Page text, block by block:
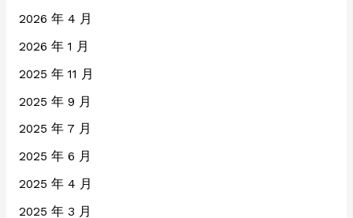
2026 年 4 月
2026 年 1 月
2025 年 11 月
2025 年 9 月
2025 年 7 月
2025 年 6 月
2025 年 4 月
2025 年 3 月